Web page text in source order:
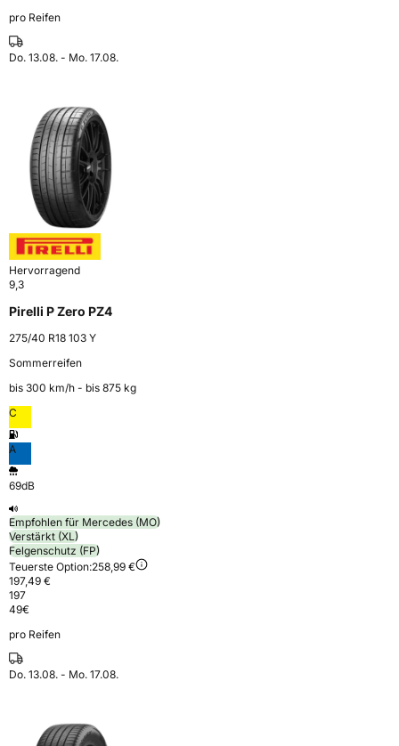
pro Reifen
Do. 13.08. - Mo. 17.08.
Hervorragend
9,3
Pirelli P Zero PZ4
275/40 R18 103 Y
Sommerreifen
bis 300 km⁠/⁠h - bis 875 kg
C
A
69dB
Empfohlen für Mercedes (MO)
Verstärkt (XL)
Felgenschutz (FP)
Teuerste Option:258,99 €
197,49 €
197
49€
pro Reifen
Do. 13.08. - Mo. 17.08.